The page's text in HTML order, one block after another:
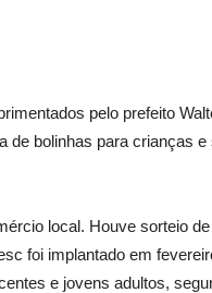
pelo prefeito
de bolinhas para crianças
local. Houve sorteio
foi implantado em
e jovens adultos,